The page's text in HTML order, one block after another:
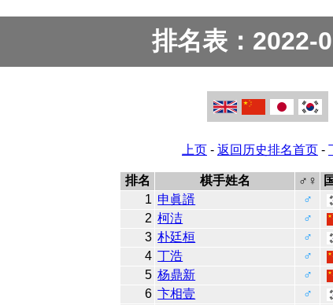
排名表：2022-
上页 - 返回历史排名首页 -
排名 棋手姓名 ♂♀
1 申眞諝 ♂
2 柯洁 ♂
3 朴廷桓 ♂
4 丁浩 ♂
5 杨鼎新 ♂
6 卞相壹 ♂